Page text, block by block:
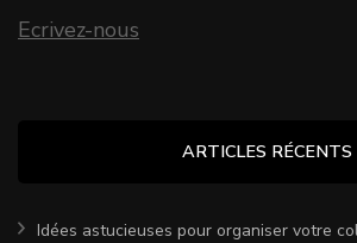
Ecrivez-nous
ARTICLES RÉCENTS
Idées astucieuses pour organiser votre